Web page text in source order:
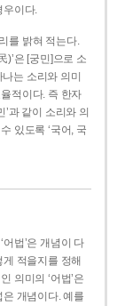
우이다.
를 밝혀 적는다.
)’은 [궁민]으로 소
나는 소리와 의미
적이다. 즉 한자
’과 같이 소리와 의
있도록 ‘국어, 국
어법’은 개념이 다
게 적을지를 정해
의미의 ‘어법’은
은 개념이다. 예를